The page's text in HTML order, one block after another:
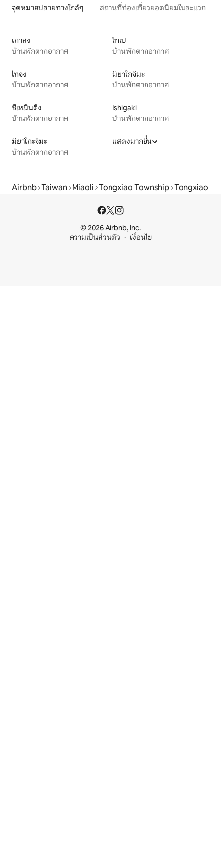
จุดหมายปลายทางใกล้ๆ สถานที่ท่องเที่ยวยอดนิยมในละแวก
เกาสง
บ้านพักตากอากาศ
ไทเป
บ้านพักตากอากาศ
ไทจง
บ้านพักตากอากาศ
มิยาโกจิมะ
บ้านพักตากอากาศ
ซีเหมินติง
บ้านพักตากอากาศ
Ishigaki
บ้านพักตากอากาศ
มิยาโกะจิมะ
บ้านพักตากอากาศ
แสดงมากขึ้น
Airbnb Taiwan Miaoli Tongxiao Township Tongxiao
© 2026 Airbnb, Inc.
ความเป็นส่วนตัว
เงื่อนไข